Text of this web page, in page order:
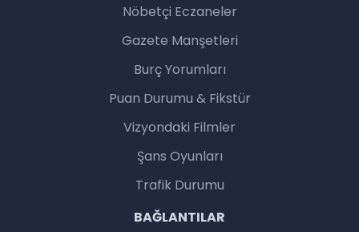
Nöbetçi Eczaneler
Gazete Manşetleri
Burç Yorumları
Puan Durumu & Fikstür
Vizyondaki Filmler
Şans Oyunları
Trafik Durumu
BAĞLANTILAR